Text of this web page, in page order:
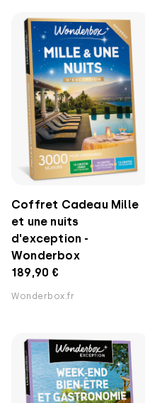
Coffret Cadeau Mille
et une nuits
d'exception -
Wonderbox
189,90 €
Wonderbox.fr